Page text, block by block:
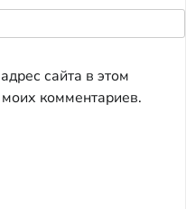
сайта в этом
комментариев.